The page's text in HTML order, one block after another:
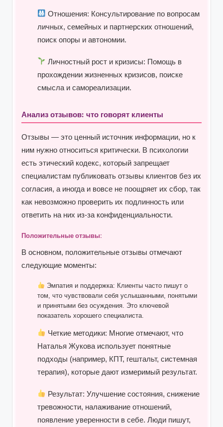
Отношения: Консультирование по вопросам
личных, семейных и партнерских отношений,
поиск опоры и автономии.
Личностный рост и кризисы: Помощь в
прохождении жизненных кризисов, поиске
смысла и самореализации.
Анализ отзывов: что говорят клиенты
Отзывы — это ценный источник информации, но к
ним нужно относиться критически. В психологии
есть этический кодекс, который запрещает
специалистам публиковать отзывы клиентов без их
согласия, а иногда и вовсе не поощряет их сбор, так
как невозможно проверить их подлинность или
ответить на них из-за конфиденциальности.
Положительные отзывы:
В основном, положительные отзывы отмечают
следующие моменты:
Эмпатия и поддержка: Клиенты часто пишут о
том, что чувствовали себя услышанными, понятыми
и принятыми без осуждения. Это ключевой
показатель хорошего специалиста.
Четкие методики: Многие отмечают, что
Наталья Жукова использует понятные
подходы (например, КПТ, гештальт, системная
терапия), которые дают измеримый результат.
Результат: Улучшение состояния, снижение
тревожности, налаживание отношений,
появление уверенности в себе. Люди пишут,